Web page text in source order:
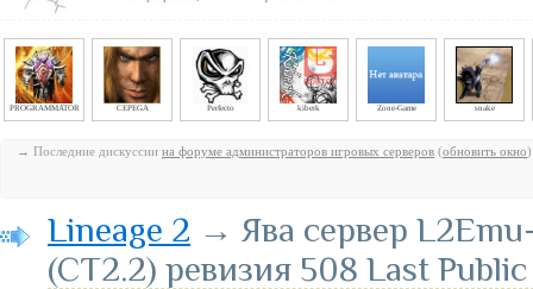
PROGRAMMATOR CEPEGA Perfecto kiberk Zone-Game snake
→ Последние дискуссии на форуме администраторов игровых серверов (обновить окно)
Lineage 2 → Ява сервер
(CT2.2) ревизия 508 Last Public